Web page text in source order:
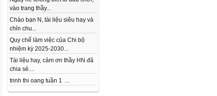
vào trang thầy...
Chào bạn N, tài liệu siêu hay và
chỉn chu...
Quy chế làm việc của Chi bộ
nhiệm kỳ 2025-2030...
Tài liệu hay, cảm ơn thầy HN đã
chia sẻ....
trinh thi oang tuần 1 ...